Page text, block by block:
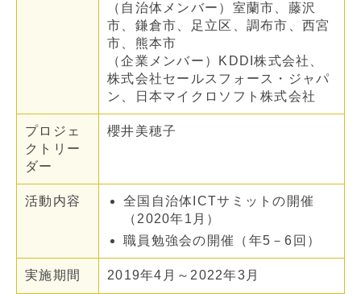
（自治体メンバー）室蘭市、藤沢
市、鎌倉市、足立区、調布市、西宮
市、熊本市
（企業メンバー）KDDI株式会社、
株式会社セールスフォース・ジャパ
ン、日本マイクロソフト株式会社
プロジェ
クトリー
ダー
櫻井美穂子
活動内容
全国自治体ICTサミットの開催
（2020年1月）
職員勉強会の開催（年5－6回）
実施期間 2019年4月～2022年3月